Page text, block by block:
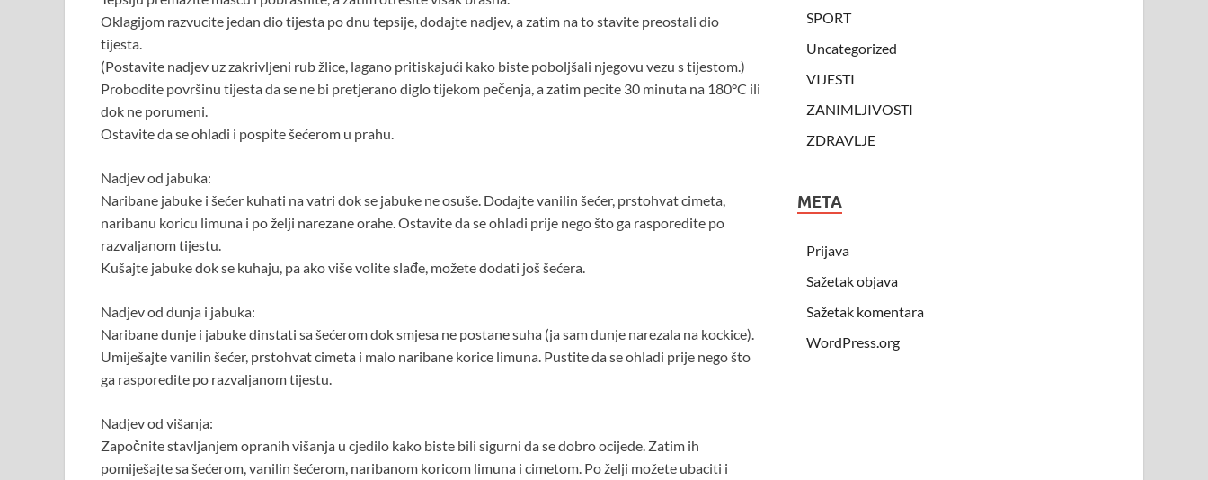
Oklagijom razvucite jedan dio tijesta po dnu tepsije, dodajte nadjev, a zatim na to stavite preostali dio
tijesta.
(Postavite nadjev uz zakrivljeni rub žlice, lagano pritiskajući kako biste poboljšali njegovu vezu s tijestom.)
Probodite površinu tijesta da se ne bi pretjerano diglo tijekom pečenja, a zatim pecite 30 minuta na 180°C ili
dok ne porumeni.
Ostavite da se ohladi i pospite šećerom u prahu.
Nadjev od jabuka:
Naribane jabuke i šećer kuhati na vatri dok se jabuke ne osuše. Dodajte vanilin šećer, prstohvat cimeta,
naribanu koricu limuna i po želji narezane orahe. Ostavite da se ohladi prije nego što ga rasporedite po
razvaljanom tijestu.
Kušajte jabuke dok se kuhaju, pa ako više volite slađe, možete dodati još šećera.
Nadjev od dunja i jabuka:
Naribane dunje i jabuke dinstati sa šećerom dok smjesa ne postane suha (ja sam dunje narezala na kockice).
Umiješajte vanilin šećer, prstohvat cimeta i malo naribane korice limuna. Pustite da se ohladi prije nego što
ga rasporedite po razvaljanom tijestu.
Nadjev od višanja:
Započnite stavljanjem opranih višanja u cjedilo kako biste bili sigurni da se dobro ocijede. Zatim ih
pomiješajte sa šećerom, vanilin šećerom, naribanom koricom limuna i cimetom. Po želji možete ubaciti i
SPORT
Uncategorized
VIJESTI
ZANIMLJIVOSTI
ZDRAVLJE
META
Prijava
Sažetak objava
Sažetak komentara
WordPress.org